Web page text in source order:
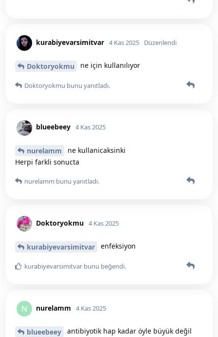
kurabiyevarsimitvar 4 Kas 2025 Düzenlendi
Doktoryokmu ne için kullanılıyor
Doktoryokmu bunu yanıtladı.
blueebeey 4 Kas 2025
nurelamm
ne kullanicaksinki
Herpi farkli sonucta
nurelamm bunu yanıtladı.
Doktoryokmu 4 Kas 2025
kurabiyevarsimitvar enfeksiyon
kurabiyevarsimitvar bunu beğendi.
N nurelamm 4 Kas 2025
blueebeey
antibiyotik hap kadar öyle büyük değil